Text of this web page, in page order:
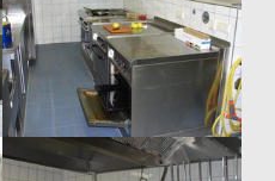
Show larger version